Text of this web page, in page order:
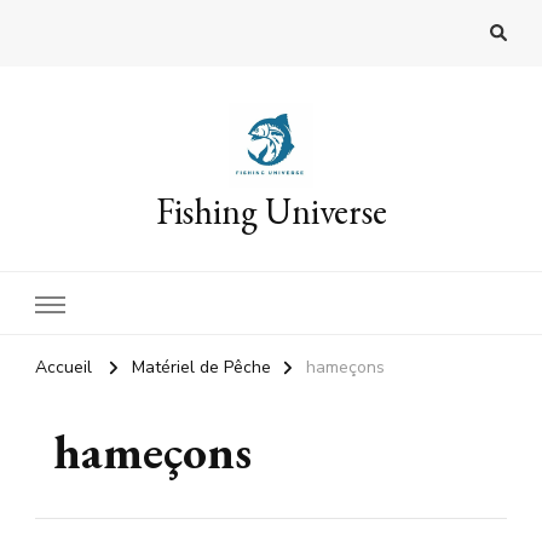
Fishing Universe
Accueil Matériel de Pêche hameçons
hameçons